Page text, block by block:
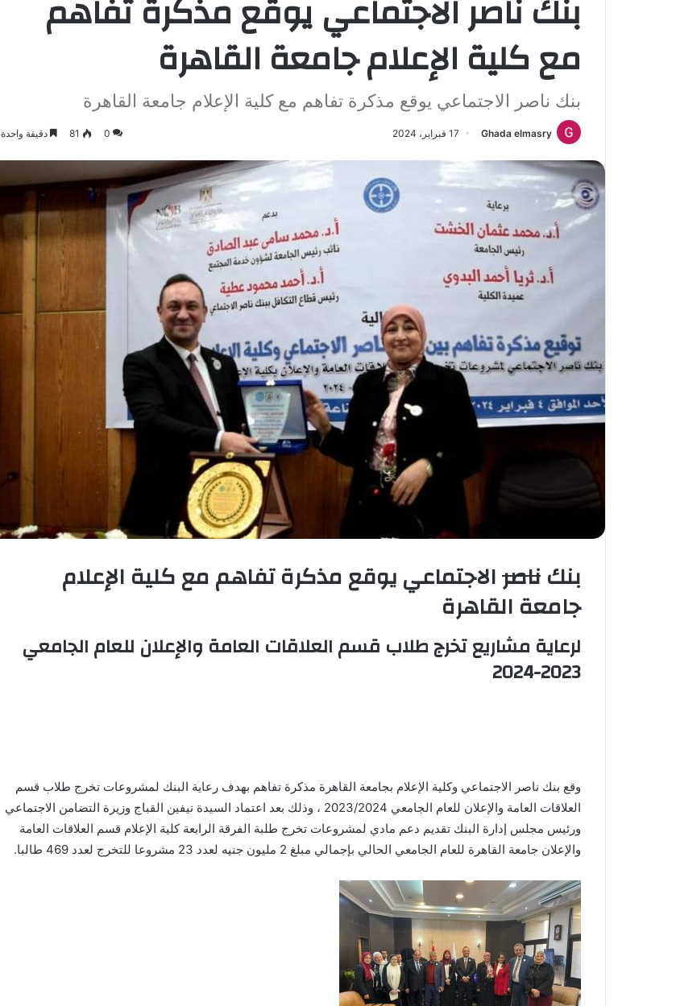
بنك ناصر الاجتماعي يوقع مذكرة تفاهم
مع كلية الإعلام جامعة القاهرة
بنك ناصر الاجتماعي يوقع مذكرة تفاهم مع كلية الإعلام جامعة القاهرة
Ghada elmasry 17 فبراير، 2024 0
81 دقيقة واحدة
بنكناصرالاجتماعي يوقع مذكرة تفاهم مع كلية الإعلام
جامعة القاهرة
لرعاية مشاريع تخرج طلاب قسم العلاقات العامة والإعلان للعام الجامعي
2023-2024
وقع بنك ناصر الاجتماعي وكلية الإعلام بجامعة القاهرة مذكرة تفاهم بهدف رعاية البنك لمشروعات تخرج طلاب قسم
العلاقات العامة والإعلان للعام الجامعي 2023/2024 ، وذلك بعد اعتماد السيدة نيفين القباج وزيرة التضامن الاجتماعي
ورئيس مجلس إدارة البنك تقديم دعم مادي لمشروعات تخرج طلبة الفرقة الرابعة كلية الإعلام قسم العلاقات العامة
والإعلان جامعة القاهرة للعام الجامعي الحالي بإجمالي مبلغ 2 مليون جنيه لعدد 23 مشروعا للتخرج لعدد 469 طالبا.